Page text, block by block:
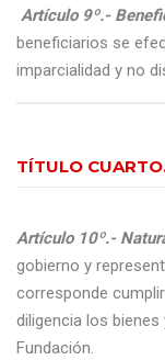
Artículo 9º.-
beneficiarios se
imparcialidad y no
TÍTULO
Artículo 10º.-
gobierno y
corresponde
diligencia los
Fundación.